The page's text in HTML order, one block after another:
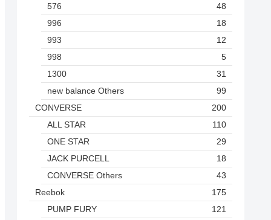
576
48
996
18
993
12
998
5
1300
31
new balance Others
99
CONVERSE
200
ALL STAR
110
ONE STAR
29
JACK PURCELL
18
CONVERSE Others
43
Reebok
175
PUMP FURY
121